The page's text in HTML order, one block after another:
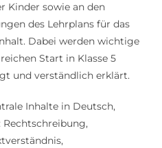
Kinder sowie an den
des Lehrplans für das
Dabei werden wichtige
Start in Klasse 5
und verständlich erklärt.
Inhalte in Deutsch,